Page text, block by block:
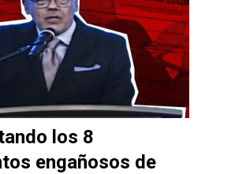
los 8
engañosos de